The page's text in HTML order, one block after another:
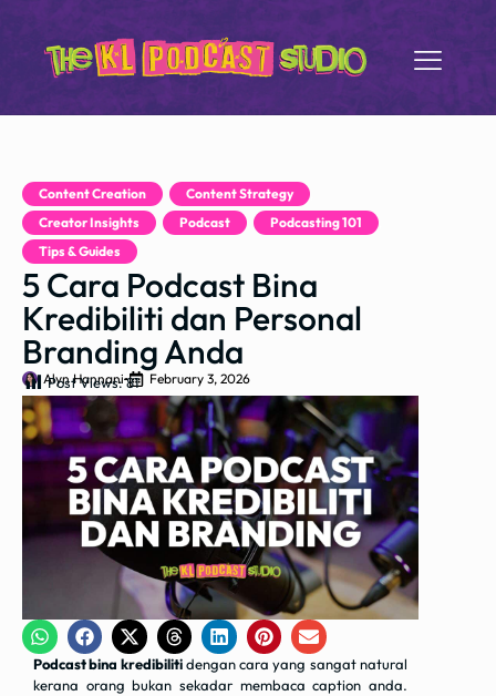
Content Creation Content Strategy
Creator Insights
Podcast Podcasting 101
Tips & Guides
5 Cara Podcast Bina
Kredibiliti dan Personal
Branding Anda
Alyn Hannani February 3, 2026
Post Views:81
Podcast bina kredibilitidengan cara yang sangat natural
kerana orang bukan sekadar membaca caption anda.